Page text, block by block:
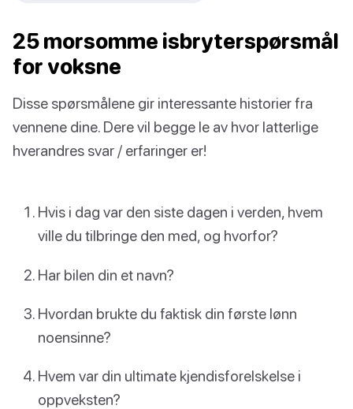
25 morsomme isbryterspørsmål
for voksne
Disse spørsmålene gir interessante historier fra
vennene dine. Dere vil begge le av hvor latterlige
hverandres svar / erfaringer er!
Hvis i dag var den siste dagen i verden, hvem
ville du tilbringe den med, og hvorfor?
Har bilen din et navn?
Hvordan brukte du faktisk din første lønn
noensinne?
Hvem var din ultimate kjendisforelskelse i
oppveksten?